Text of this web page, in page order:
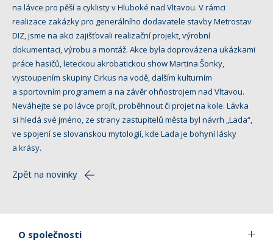
na lávce pro pěší a cyklisty v Hluboké nad Vltavou. V rámci
realizace zakázky pro generálního dodavatele stavby Metrostav
DIZ, jsme na akci zajišťovali realizační projekt, výrobní
dokumentaci, výrobu a montáž. Akce byla doprovázena ukázkami
práce hasičů, leteckou akrobatickou show Martina Šonky,
vystoupením skupiny Cirkus na vodě, dalším kulturním
a sportovním programem a na závěr ohňostrojem nad Vltavou.
Neváhejte se po lávce projít, proběhnout či projet na kole. Lávka
si hledá své jméno, ze strany zastupitelů města byl návrh „Lada“,
ve spojení se slovanskou mytologií, kde Lada je bohyní lásky
a krásy.
Zpět na novinky
O společnosti